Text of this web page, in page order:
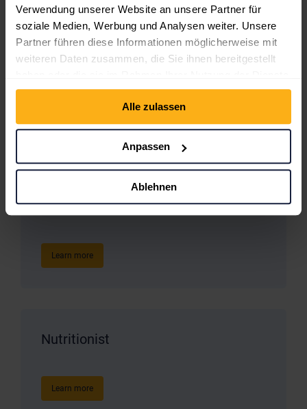
Verwendung unserer Website an unsere Partner für
soziale Medien, Werbung und Analysen weiter. Unsere
Partner führen diese Informationen möglicherweise mit
weiteren Daten zusammen, die Sie ihnen bereitgestellt
gesammelt haben.
Alle zulassen
Anpassen
Ablehnen
Learn more
WPBakery Business One-Page
Learn more
Nutritionist
Learn more